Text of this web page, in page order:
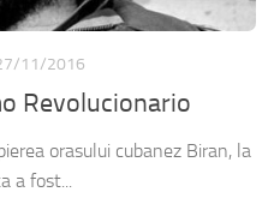
11/2016
Revolucionario
orasului cubanez Biran, la
a fost...